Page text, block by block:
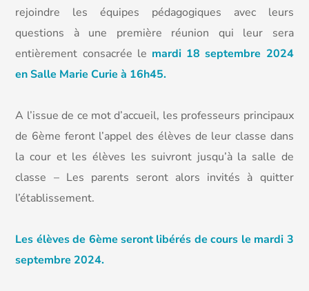
rejoindre les équipes pédagogiques avec leurs
questions à une première réunion qui leur sera
entièrement consacrée le mardi 18 septembre 2024
en Salle Marie Curie à 16h45.
A l’issue de ce mot d’accueil, les professeurs principaux
de 6ème feront l’appel des élèves de leur classe dans
la cour et les élèves les suivront jusqu’à la salle de
classe – Les parents seront alors invités à quitter
l’établissement.
Les élèves de 6ème seront libérés de cours le mardi 3
septembre 2024.